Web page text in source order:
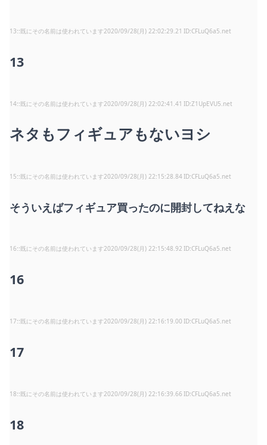
13: 既にその名前は使われています2020/09/28(月) 22:02:29.21 CFLuQ6a5.net
13
14: 既にその名前は使われています2020/09/28(月) 22:02:41.41 Z1UpEVU5.net
ネタもフィギュアもないヨシ
15: 既にその名前は使われています2020/09/28(月) 22:15:28.84 CFLuQ6a5.net
そういえばフィギュア買ったのに開封してねえな
16: 既にその名前は使われています2020/09/28(月) 22:15:48.92 CFLuQ6a5.net
16
17: 既にその名前は使われています2020/09/28(月) 22:16:19.00 CFLuQ6a5.net
17
18: 既にその名前は使われています2020/09/28(月) 22:16:39.66 CFLuQ6a5.net
18